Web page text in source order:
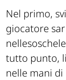
Nel primo,
giocatore
tutto punto,
nelle mani di